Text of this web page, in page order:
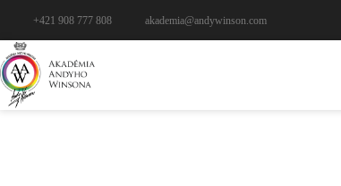
+421 908 777 808 akademia@andywinson.com